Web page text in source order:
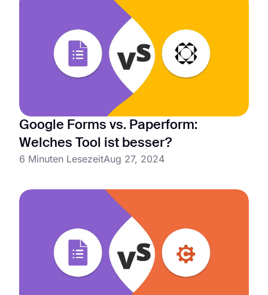
Google Forms vs. Paperform:
Welches Tool ist besser?
6 Minuten LesezeitAug 27, 2024